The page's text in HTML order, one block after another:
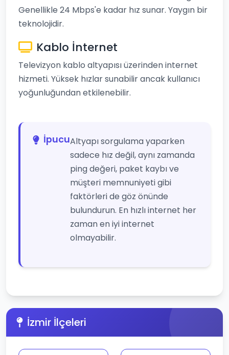
Genellikle 24 Mbps'e kadar hız sunar. Yaygın bir
teknolojidir.
Kablo İnternet
Televizyon kablo altyapısı üzerinden internet
hizmeti. Yüksek hızlar sunabilir ancak kullanıcı
yoğunluğundan etkilenebilir.
İpucuAltyapı sorgulama yaparken
sadece hız değil, aynı zamanda
ping değeri, paket kaybı ve
müşteri memnuniyeti gibi
faktörleri de göz önünde
bulundurun. En hızlı internet her
zaman en iyi internet
olmayabilir.
İzmir İlçeleri